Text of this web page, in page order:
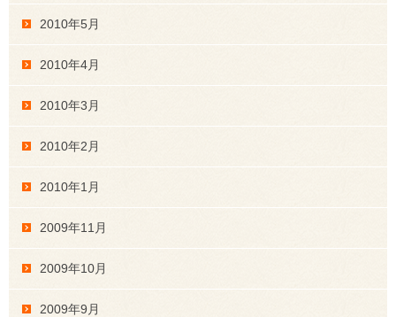
2010年5月
2010年4月
2010年3月
2010年2月
2010年1月
2009年11月
2009年10月
2009年9月